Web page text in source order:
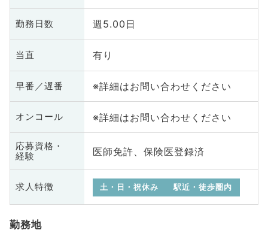
勤務日数 週5.00日
当直 有り
早番／遅番 ※詳細はお問い合わせください
オンコール ※詳細はお問い合わせください
応募資格・
経験
医師免許、保険医登録済
求人特徴 土・日・祝休み 駅近・徒歩圏内
勤務地